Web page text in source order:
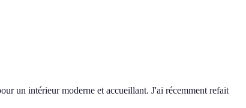
un intérieur moderne et accueillant. J'ai récemment refait